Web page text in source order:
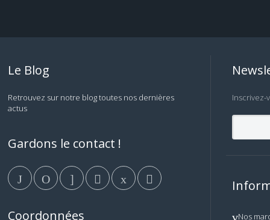
Le Blog
Retrouvez sur notre blog toutes nos dernières
actus
Gardons le contact !
Coordonnées Nos